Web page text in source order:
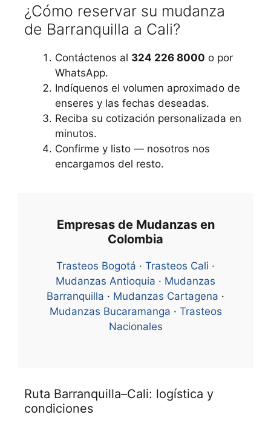
¿Cómo reservar su mudanza
de Barranquilla a Cali?
Contáctenos al 324 226 8000 o por
WhatsApp.
Indíquenos el volumen aproximado de
enseres y las fechas deseadas.
Reciba su cotización personalizada en
minutos.
Confirme y listo — nosotros nos
encargamos del resto.
Empresas de Mudanzas en
Colombia
Trasteos Bogotá · Trasteos Cali ·
Mudanzas Antioquia · Mudanzas
Barranquilla · Mudanzas Cartagena ·
Mudanzas Bucaramanga · Trasteos
Nacionales
Ruta Barranquilla–Cali: logística y
condiciones